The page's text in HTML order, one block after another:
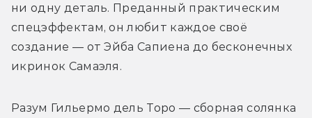
ни одну деталь. Преданный практическим
спецэффектам, он любит каждое своё
создание — от Эйба Сапиена до бесконечных
икринок Самаэля.
Разум Гильермо дель Торо — сборная солянка